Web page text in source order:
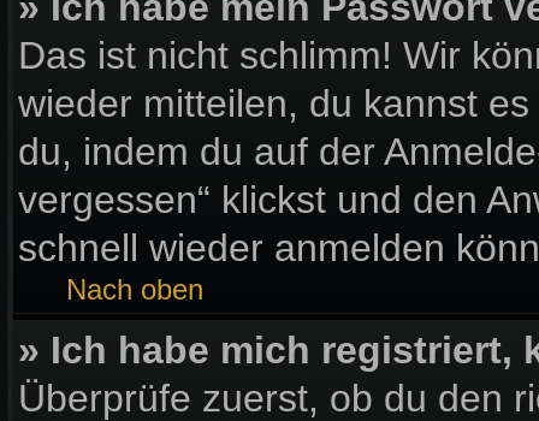
Das ist nicht schlimm! Wir
wieder mitteilen, du kannst
du, indem du auf der
vergessen“ klickst und den
schnell wieder anmelden
Nach oben
» Ich habe mich registriert,
Überprüfe zuerst, ob du den